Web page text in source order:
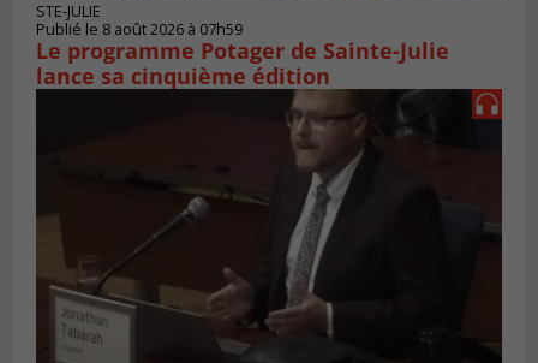
STE-JULIE
Publié le 8 août 2026 à 07h59
Le programme Potager de Sainte-Julie
lance sa cinquième édition